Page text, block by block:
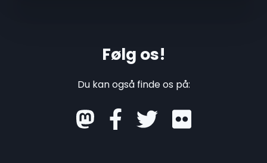
Følg os!
Du kan også finde os på:
mastodon